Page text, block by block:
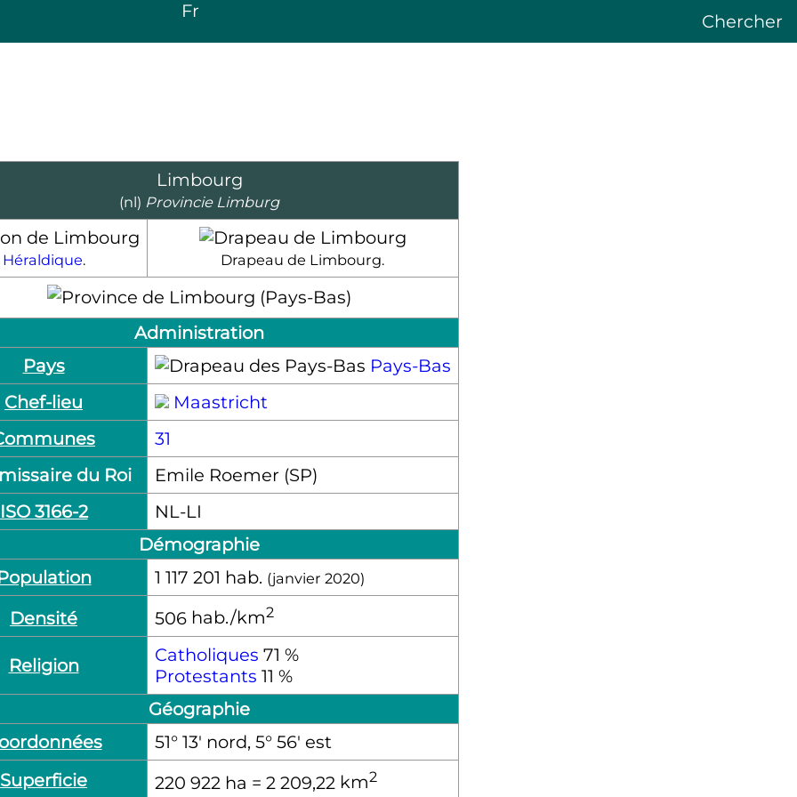
Fr Chercher
Limbourg
(nl) Provincie Limburg
Héraldique. Drapeau de Limbourg.
Administration
Pays
Pays-Bas
Chef-lieu
Maastricht
31
du Roi
Emile Roemer (SP)
ISO 3166-2
NL-LI
Démographie
1 117 201 hab. (janvier 2020)
Densité 506 hab./km2
Religion Catholiques 71 %
Protestants 11 %
Géographie
51° 13′ nord, 5° 56′ est
Superficie
220 922 ha = 2 209,22 km2